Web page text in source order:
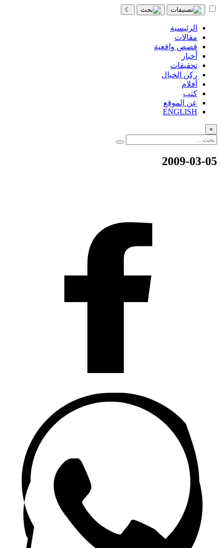
☾
الرئيسية
مقالات
قصص واقعية
أخبار
تحقيقات
ركن الخيال
أفلام
كتب
عن الموقع
ENGLISH
×
2009-03-05